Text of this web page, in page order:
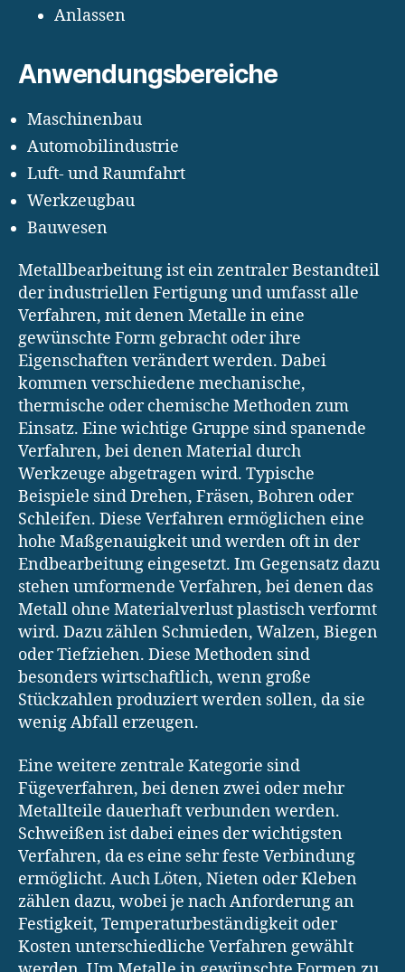
Anlassen
Anwendungsbereiche
Maschinenbau
Automobilindustrie
Luft- und Raumfahrt
Werkzeugbau
Bauwesen
Metallbearbeitung ist ein zentraler Bestandteil
der industriellen Fertigung und umfasst alle
Verfahren, mit denen Metalle in eine
gewünschte Form gebracht oder ihre
Eigenschaften verändert werden. Dabei
kommen verschiedene mechanische,
thermische oder chemische Methoden zum
Einsatz. Eine wichtige Gruppe sind spanende
Verfahren, bei denen Material durch
Werkzeuge abgetragen wird. Typische
Beispiele sind Drehen, Fräsen, Bohren oder
Schleifen. Diese Verfahren ermöglichen eine
hohe Maßgenauigkeit und werden oft in der
Endbearbeitung eingesetzt. Im Gegensatz dazu
stehen umformende Verfahren, bei denen das
Metall ohne Materialverlust plastisch verformt
wird. Dazu zählen Schmieden, Walzen, Biegen
oder Tiefziehen. Diese Methoden sind
besonders wirtschaftlich, wenn große
Stückzahlen produziert werden sollen, da sie
wenig Abfall erzeugen.
Eine weitere zentrale Kategorie sind
Fügeverfahren, bei denen zwei oder mehr
Metallteile dauerhaft verbunden werden.
Schweißen ist dabei eines der wichtigsten
Verfahren, da es eine sehr feste Verbindung
ermöglicht. Auch Löten, Nieten oder Kleben
zählen dazu, wobei je nach Anforderung an
Festigkeit, Temperaturbeständigkeit oder
Kosten unterschiedliche Verfahren gewählt